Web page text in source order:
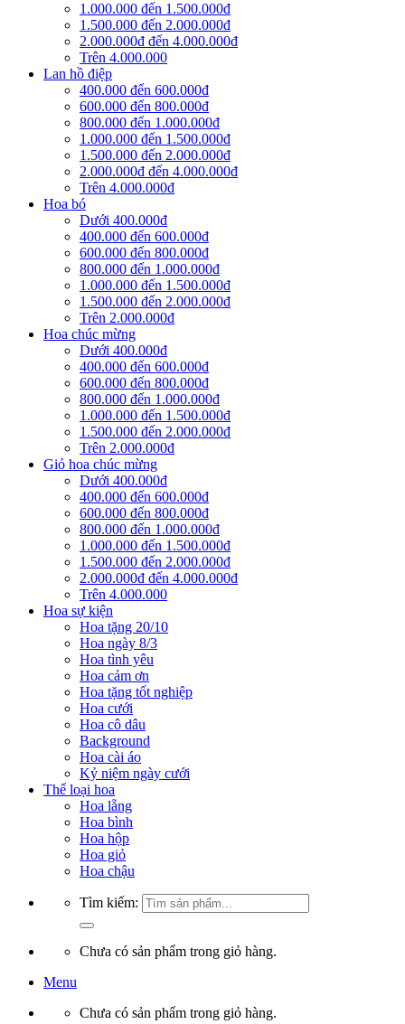
1.000.000 đến 1.500.000đ
1.500.000 đến 2.000.000đ
2.000.000đ đến 4.000.000đ
Trên 4.000.000
Lan hồ điệp
400.000 đến 600.000đ
600.000 đến 800.000đ
800.000 đến 1.000.000đ
1.000.000 đến 1.500.000đ
1.500.000 đến 2.000.000đ
2.000.000đ đến 4.000.000đ
Trên 4.000.000đ
Hoa bó
Dưới 400.000đ
400.000 đến 600.000đ
600.000 đến 800.000đ
800.000 đến 1.000.000đ
1.000.000 đến 1.500.000đ
1.500.000 đến 2.000.000đ
Trên 2.000.000đ
Hoa chúc mừng
Dưới 400.000đ
400.000 đến 600.000đ
600.000 đến 800.000đ
800.000 đến 1.000.000đ
1.000.000 đến 1.500.000đ
1.500.000 đến 2.000.000đ
Trên 2.000.000đ
Giỏ hoa chúc mừng
Dưới 400.000đ
400.000 đến 600.000đ
600.000 đến 800.000đ
800.000 đến 1.000.000đ
1.000.000 đến 1.500.000đ
1.500.000 đến 2.000.000đ
2.000.000đ đến 4.000.000đ
Trên 4.000.000
Hoa sự kiện
Hoa tặng 20/10
Hoa ngày 8/3
Hoa tình yêu
Hoa cảm ơn
Hoa tặng tốt nghiệp
Hoa cưới
Hoa cô dâu
Background
Hoa cài áo
Kỷ niệm ngày cưới
Thể loại hoa
Hoa lẵng
Hoa bình
Hoa hộp
Hoa giỏ
Hoa chậu
Tìm kiếm:
Chưa có sản phẩm trong giỏ hàng.
Menu
Chưa có sản phẩm trong giỏ hàng.